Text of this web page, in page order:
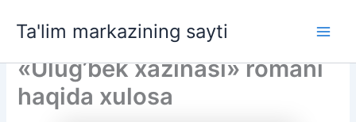
Ta'lim markazining sayti
«Ulug’bek xazinasi» romani
haqida xulosa